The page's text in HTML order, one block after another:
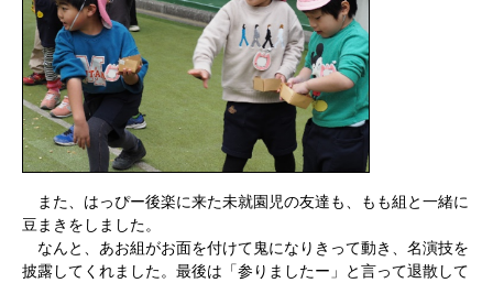
また、はっぴー後楽に来た未就園児の友達も、もも組と一緒に
豆まきをしました。
なんと、あお組がお面を付けて鬼になりきって動き、名演技を
披露してくれました。最後は「参りましたー」と言って退散して